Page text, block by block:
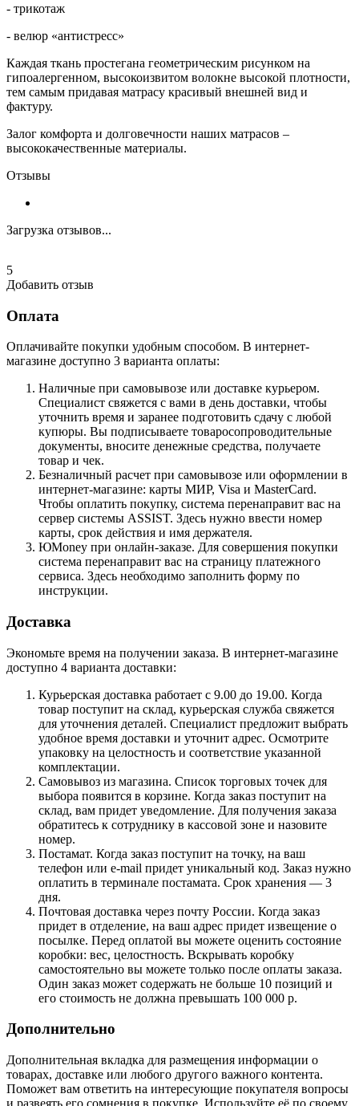
- трикотаж
- велюр «антистресс»
Каждая ткань простегана геометрическим рисунком на
гипоалергенном, высокоизвитом волокне высокой плотности,
тем самым придавая матрасу красивый внешней вид и
фактуру.
Залог комфорта и долговечности наших матрасов –
высококачественные материалы.
Отзывы
Загрузка отзывов...
5
Добавить отзыв
Оплата
Оплачивайте покупки удобным способом. В интернет-
магазине доступно 3 варианта оплаты:
Наличные при самовывозе или доставке курьером.
Специалист свяжется с вами в день доставки, чтобы
уточнить время и заранее подготовить сдачу с любой
купюры. Вы подписываете товаросопроводительные
документы, вносите денежные средства, получаете
товар и чек.
Безналичный расчет при самовывозе или оформлении в
интернет-магазине: карты МИР, Visa и MasterCard.
Чтобы оплатить покупку, система перенаправит вас на
сервер системы ASSIST. Здесь нужно ввести номер
карты, срок действия и имя держателя.
ЮMoney при онлайн-заказе. Для совершения покупки
система перенаправит вас на страницу платежного
сервиса. Здесь необходимо заполнить форму по
инструкции.
Доставка
Экономьте время на получении заказа. В интернет-магазине
доступно 4 варианта доставки:
Курьерская доставка работает с 9.00 до 19.00. Когда
товар поступит на склад, курьерская служба свяжется
для уточнения деталей. Специалист предложит выбрать
удобное время доставки и уточнит адрес. Осмотрите
упаковку на целостность и соответствие указанной
комплектации.
Самовывоз из магазина. Список торговых точек для
выбора появится в корзине. Когда заказ поступит на
склад, вам придет уведомление. Для получения заказа
обратитесь к сотруднику в кассовой зоне и назовите
номер.
Постамат. Когда заказ поступит на точку, на ваш
телефон или e-mail придет уникальный код. Заказ нужно
оплатить в терминале постамата. Срок хранения — 3
дня.
Почтовая доставка через почту России. Когда заказ
придет в отделение, на ваш адрес придет извещение о
посылке. Перед оплатой вы можете оценить состояние
коробки: вес, целостность. Вскрывать коробку
самостоятельно вы можете только после оплаты заказа.
Один заказ может содержать не больше 10 позиций и
его стоимость не должна превышать 100 000 р.
Дополнительно
Дополнительная вкладка для размещения информации о
товарах, доставке или любого другого важного контента.
Поможет вам ответить на интересующие покупателя вопросы